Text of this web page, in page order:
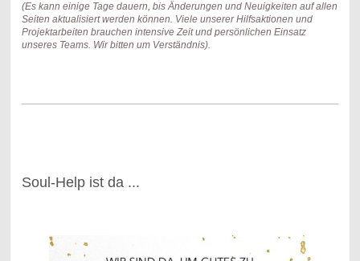
(Es kann einige Tage dauern, bis Änderungen und Neuigkeiten auf allen
Seiten aktualisiert werden können. Viele unserer Hilfsaktionen und
Projektarbeiten brauchen intensive Zeit und persönlichen Einsatz
unseres Teams. Wir bitten um Verständnis).
Soul-Help ist da ...